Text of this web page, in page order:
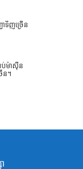
ាទិញច្រើន
ប់ម៉ាស៊ីន
ន។